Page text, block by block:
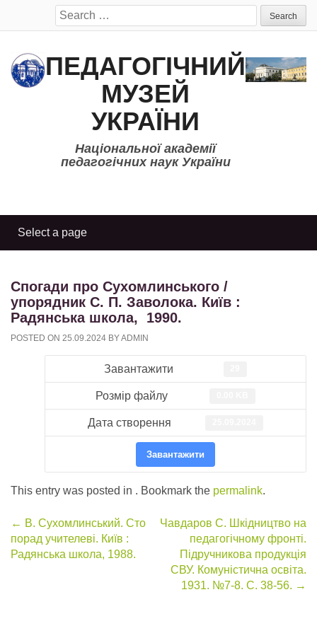
Search
for:
ПЕДАГОГІЧНИЙ
МУЗЕЙ
УКРАЇНИ
Національної академії
педагогічних наук України
Спогади про Сухомлинського /
упорядник С. П. Заволока. Київ :
Радянська школа, 1990.
POSTED ON 25.09.2024 BYADMIN
Завантажити
Розмір файлу
Дата створення
Завантажити
This entry was posted in . Bookmark the permalink.
Post
navigation
← В. Сухомлинський. Сто
порад учителеві. Київ :
Радянська школа, 1988.
Чавдаров С. Шкідництво на
педагогічному фронті.
Підручникова продукція
СВУ. Комуністична освіта.
1931. №7-8. С. 38-56. →